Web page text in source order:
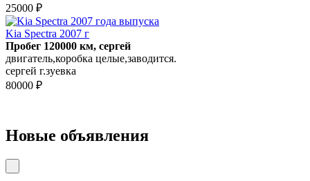
25000 ₽
Kia Spectra 2007 г
Пробег 120000 км, сергей
двигатель,коробка целые,заводится.
сергей г.зуевка
80000 ₽
Новые объявления